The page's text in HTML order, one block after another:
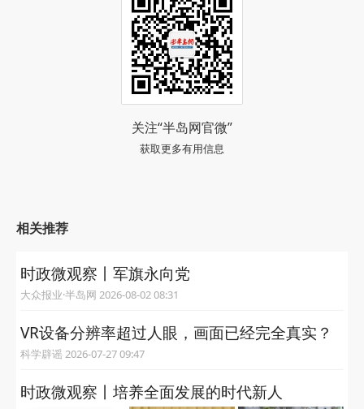
关注“半岛网官微”
获取更多有用信息
相关推荐
时政微观察丨军旗永向党
大众报业·半岛网 2026-08-02 08:31
VR设备分辨率超过人眼，画面已经完全真实？
科学辟谣 2026-07-27 09:47
时政微观察丨培养全面发展的时代新人